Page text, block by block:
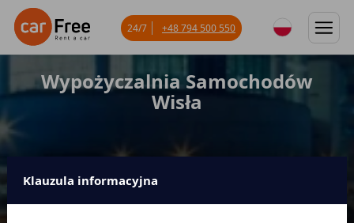
Wypożyczalnia Samochodów
Wisła
24/7 +48 794 500 550
Klauzula informacyjna